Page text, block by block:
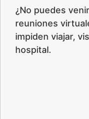
¿No puedes
reuniones
impiden viajar,
hospital.